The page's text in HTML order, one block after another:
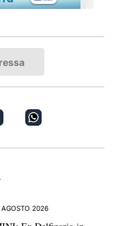
2026